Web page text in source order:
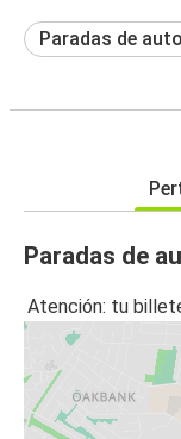
Paradas de
Paradas de
Atención: tu